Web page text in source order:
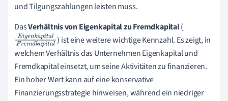
und Tilgungszahlungen leisten muss.
DasVerhältnis von Eigenkapital zu Fremdkapital(
Eigenkapital
Fremdkapita
l
) ist eine weitere wichtige Kennzahl. Es zeigt, in
welchem Verhältnis das Unternehmen Eigenkapital und
Fremdkapital einsetzt, um seine Aktivitäten zu finanzieren.
Ein hoher Wert kann auf eine konservative
Finanzierungsstrategie hinweisen, während ein niedriger